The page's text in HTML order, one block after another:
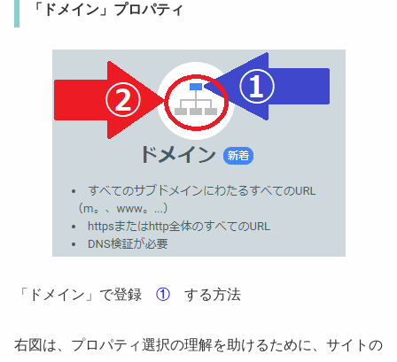
「ドメイン」プロパティ
「ドメイン」で登録 ① する方法
右図は、プロパティ選択の理解を助けるために、サイトの